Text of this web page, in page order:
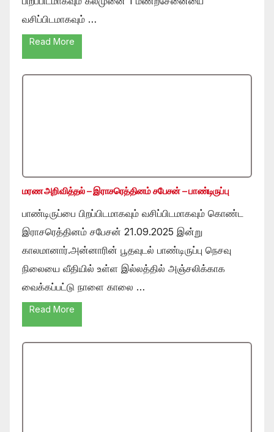
வசிப்பிடமாகவும் …
Read More
மரண அறிவித்தல் – இராசரெத்தினம் சபேசன் – பாண்டிருப்பு
பாண்டிருப்பை பிறப்பிடமாகவும் வசிப்பிடமாகவும் கொண்ட
இராசரெத்தினம் சபேசன் 21.09.2025 இன்று
காலமானார்.அன்னாரின் பூதவுடல் பாண்டிருப்பு நெசவு
நிலையை வீதியில் உள்ள இல்லத்தில் அஞ்சலிக்காக
வைக்கப்பட்டு நாளை காலை …
Read More